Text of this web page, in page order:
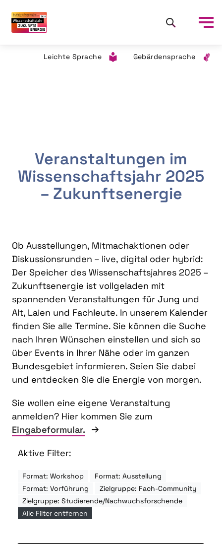
Leichte Sprache Gebärdensprache
Veranstaltungen im
Wissenschaftsjahr 2025
– Zukunftsenergie
Ob Ausstellungen, Mitmachaktionen oder
Diskussionsrunden – live, digital oder hybrid:
Der Speicher des Wissenschaftsjahres 2025 –
Zukunftsenergie ist vollgeladen mit
spannenden Veranstaltungen für Jung und
Alt, Laien und Fachleute. In unserem Kalender
finden Sie alle Termine. Sie können die Suche
nach Ihren Wünschen einstellen und sich so
über Events in Ihrer Nähe oder im ganzen
Bundesgebiet informieren. Seien Sie dabei
und entdecken Sie die Energie von morgen.
Sie wollen eine eigene Veranstaltung
anmelden? Hier kommen Sie zum
Eingabeformular.
Aktive Filter:
Format: Workshop
Format: Ausstellung
Format: Vorführung
Zielgruppe: Fach-Community
Zielgruppe: Studierende/Nachwuchsforschende
Alle Filter entfernen